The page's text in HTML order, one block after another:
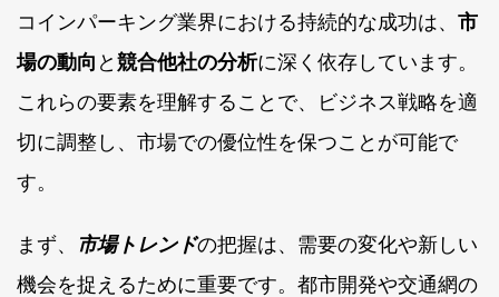
コインパーキング業界における持続的な成功は、 市
場の動向 と競合他社の分析に深く依存しています。
これらの要素を理解することで、ビジネス戦略を適
切に調整し、市場での優位性を保つことが可能で
す。
まず、 市場トレンドの把握は、需要の変化や新しい
機会を捉えるために重要です。都市開発や交通網の